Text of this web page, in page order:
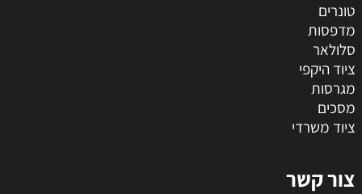
טונרים
מדפסות
סלולאר
ציוד היקפי
מגרסות
מסכים
ציוד משרדי
צור קשר